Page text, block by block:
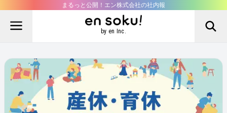
まるっと公開！エン株式会社の社内報
by en Inc.